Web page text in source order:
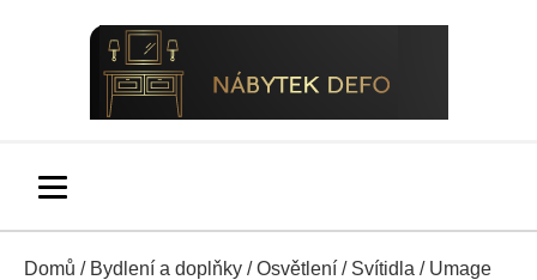
Domů / Bydlení a doplňky /Osvětlení / Svítidla / Umage